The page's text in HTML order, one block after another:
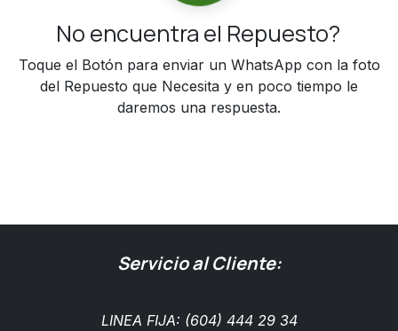
No encuentra el Repuesto?
Toque el Botón para enviar un WhatsApp con la foto
del Repuesto que Necesita y en poco tiempo le
daremos una respuesta.
Servicio al Cliente:
LINEA FIJA: (604) 444 29 34